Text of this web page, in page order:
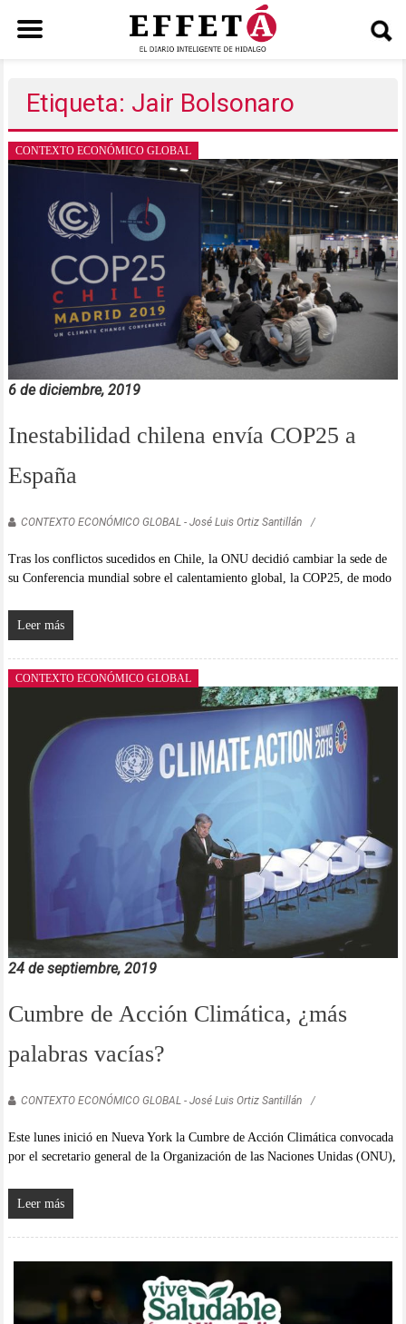
contenidoEtiqueta: Jair Bolsonaro
CONTEXTO ECONÓMICO GLOBAL
6 de diciembre, 2019
Inestabilidad chilena envía COP25 a
España
CONTEXTO ECONÓMICO GLOBAL - José Luis Ortiz Santillán
Tras los conflictos sucedidos en Chile, la ONU decidió cambiar la sede de
su Conferencia mundial sobre el calentamiento global, la COP25, de modo
Leer más
CONTEXTO ECONÓMICO GLOBAL
24 de septiembre, 2019
Cumbre de Acción Climática, ¿más
palabras vacías?
CONTEXTO ECONÓMICO GLOBAL - José Luis Ortiz Santillán
Este lunes inició en Nueva York la Cumbre de Acción Climática convocada
por el secretario general de la Organización de las Naciones Unidas (ONU),
Leer más